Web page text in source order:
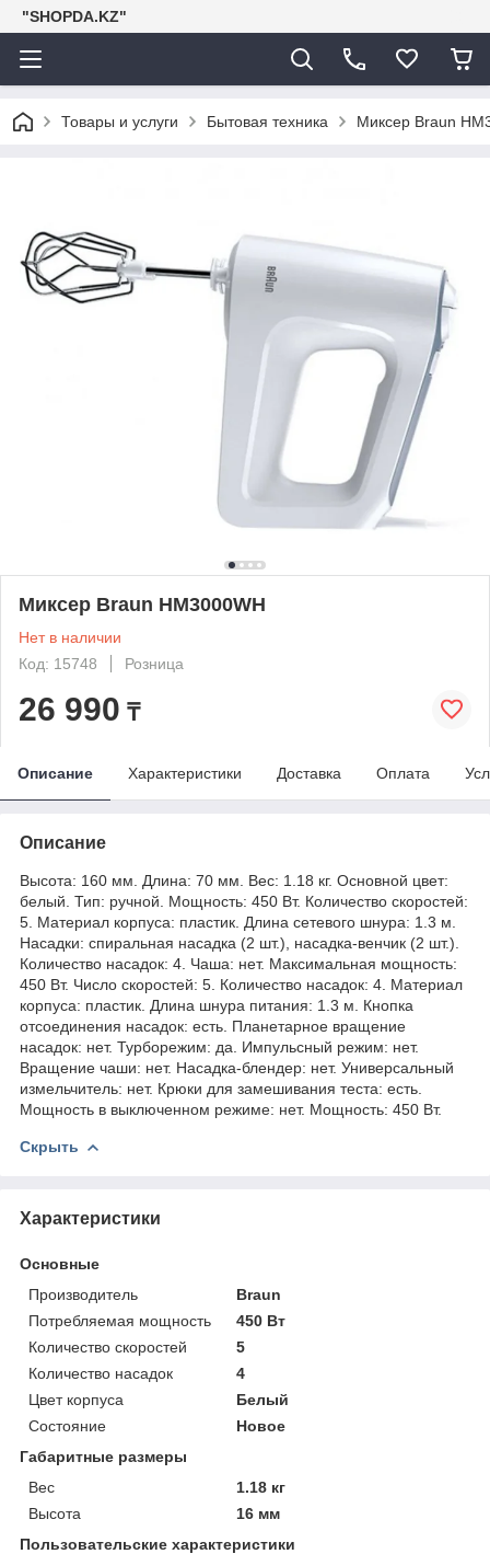
"SHOPDA.KZ"
Товары и услуги Бытовая техника Миксер Braun
Миксер Braun HM3000WH
Нет в наличии
Код: 15748
Розница
26 990 ₸
Описание Характеристики Доставка Оплата
Описание
Высота: 160 мм. Длина: 70 мм. Вес: 1.18 кг. Основной цвет:
белый. Тип: ручной. Мощность: 450 Вт. Количество скоростей:
5. Материал корпуса: пластик. Длина сетевого шнура: 1.3 м.
Насадки: спиральная насадка (2 шт.), насадка-венчик (2 шт.).
Количество насадок: 4. Чаша: нет. Максимальная мощность:
450 Вт. Число скоростей: 5. Количество насадок: 4. Материал
корпуса: пластик. Длина шнура питания: 1.3 м. Кнопка
отсоединения насадок: есть. Планетарное вращение
насадок: нет. Турборежим: да. Импульсный режим: нет.
Вращение чаши: нет. Насадка-блендер: нет. Универсальный
измельчитель: нет. Крюки для замешивания теста: есть.
Мощность в выключенном режиме: нет. Мощность: 450 Вт.
Скрыть
Характеристики
Основные
Производитель
Braun
Потребляемая мощность
450 Вт
Количество скоростей
5
Количество насадок
4
Цвет корпуса
Белый
Состояние
Новое
Габаритные размеры
Вес
1.18 кг
Высота
16 мм
Пользовательские характеристики